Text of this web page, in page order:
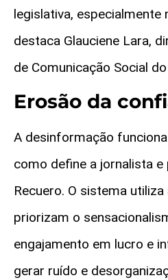
legislativa,
destaca Glauciene Lara,
de Comunicação Social
Erosão da
A desinformação
como define a jornalista e
Recuero. O sistema
priorizam o
engajamento em lucro e
gerar ruído e